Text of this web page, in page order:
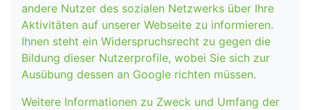
andere Nutzer des sozialen Netzwerks über Ihre
Aktivitäten auf unserer Webseite zu informieren.
Ihnen steht ein Widerspruchsrecht zu gegen die
Bildung dieser Nutzerprofile, wobei Sie sich zur
Ausübung dessen an Google richten müssen.
Weitere Informationen zu Zweck und Umfang der